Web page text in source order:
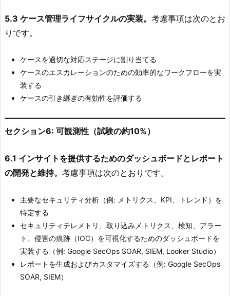
5.3 ケース管理ライフサイクルの実装。 考慮事項は次のとお
りです。
ケースを適切な対応ステージに割り当てる
ケースのエスカレーションのための効率的なワークフローを実
装する
ケースの引き継ぎの有効性を評価する
セクション6: 可観測性（試験の約10%）
6.1 インサイトを提供するためのダッシュボードとレポート
の開発と維持。 考慮事項は次のとおりです。
主要なセキュリティ分析（例: メトリクス、KPI、トレンド）を
特定する
セキュリティテレメトリ、取り込みメトリクス、検知、アラー
ト、侵害の痕跡（IOC）を可視化するためのダッシュボードを
実装する（例: Google SecOps SOAR, SIEM, Looker Studio）
レポートを生成およびカスタマイズする（例: Google SecOps
SOAR, SIEM）